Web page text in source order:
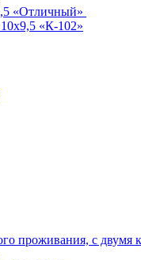
«Отличный»
проживания, с двумя